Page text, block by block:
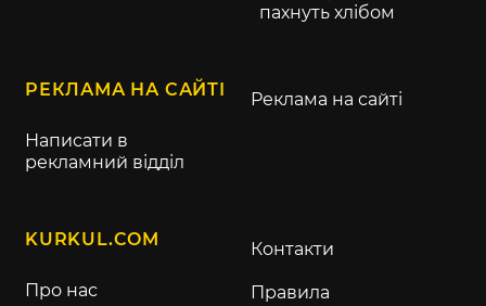
пахнуть хлібом
РЕКЛАМА НА САЙТІ
Написати в
рекламний відділ
Реклама на сайті
KURKUL.COM
Про нас
Контакти
Правила